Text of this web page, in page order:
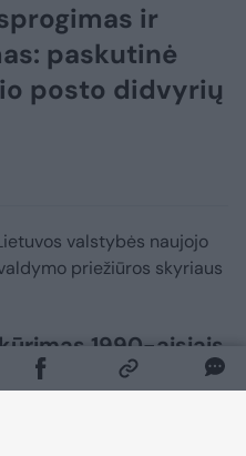
ir
paskutinė
posto didvyrių
valstybės naujojo
priežiūros skyriaus
1990-aisiais
ir labai rizikingas